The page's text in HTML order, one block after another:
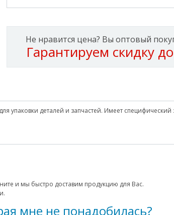
Не нравится цена? Вы оптовый
Гарантируем скидку
упаковки деталей и запчастей. Имеет специфический
и мы быстро доставим продукцию для Вас.
мне не понадобилась?